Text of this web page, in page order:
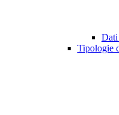
Dati
Tipologie